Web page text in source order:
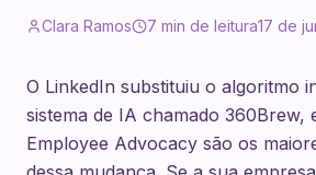
Clara Ramos 7 min de leitura17 de
O LinkedIn substituiu o algoritmo
sistema de IA chamado 360Brew,
Employee Advocacy são os